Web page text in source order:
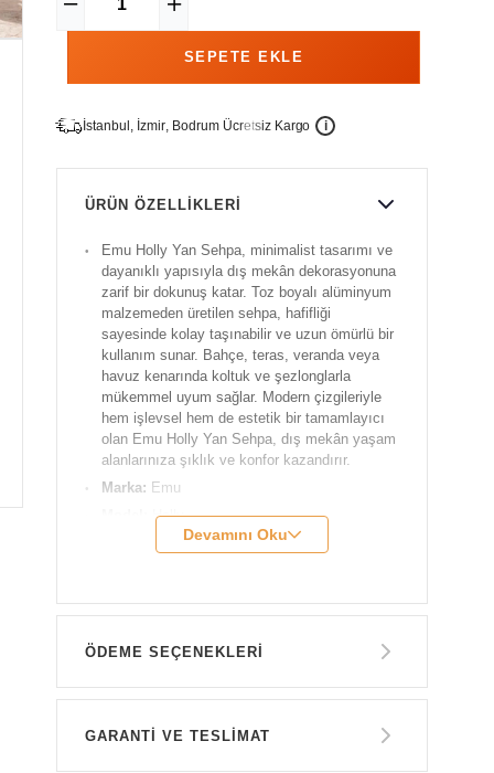
İstanbu , İzmir, Bodrum Ücretsiz Kargo i
ÜRÜN ÖZELLIKLERI
Emu Holly Yan Sehpa, minimalist tasarımı ve
dayanıklı yapısıyla dış mekân dekorasyonuna
zarif bir dokunuş katar. Toz boyalı alüminyum
malzemeden üretilen sehpa, hafifliği
sayesinde kolay taşınabilir ve uzun ömürlü bir
kullanım sunar. Bahçe, teras, veranda veya
havuz kenarında koltuk ve şezlonglarla
mükemmel uyum sağlar. Modern çizgileriyle
hem işlevsel hem de estetik bir tamamlayıcı
olan Emu Holly Yan Sehpa, dış mekân yaşam
alanlarınıza şıklık ve konfor kazandırır.
Marka: Emu
Holly
44 cm
Malzeme:Alüminyum
süre iyi durumda kalması için, yoğuşma
oluşumunu önlemek amacıyla kış aylarında
kapalı alanda ve kuru bir yerde muhafaza
Devamını Oku
ÖDEME SEÇENEKLERI
16.800 TL
GARANTİ VE TESLİMAT